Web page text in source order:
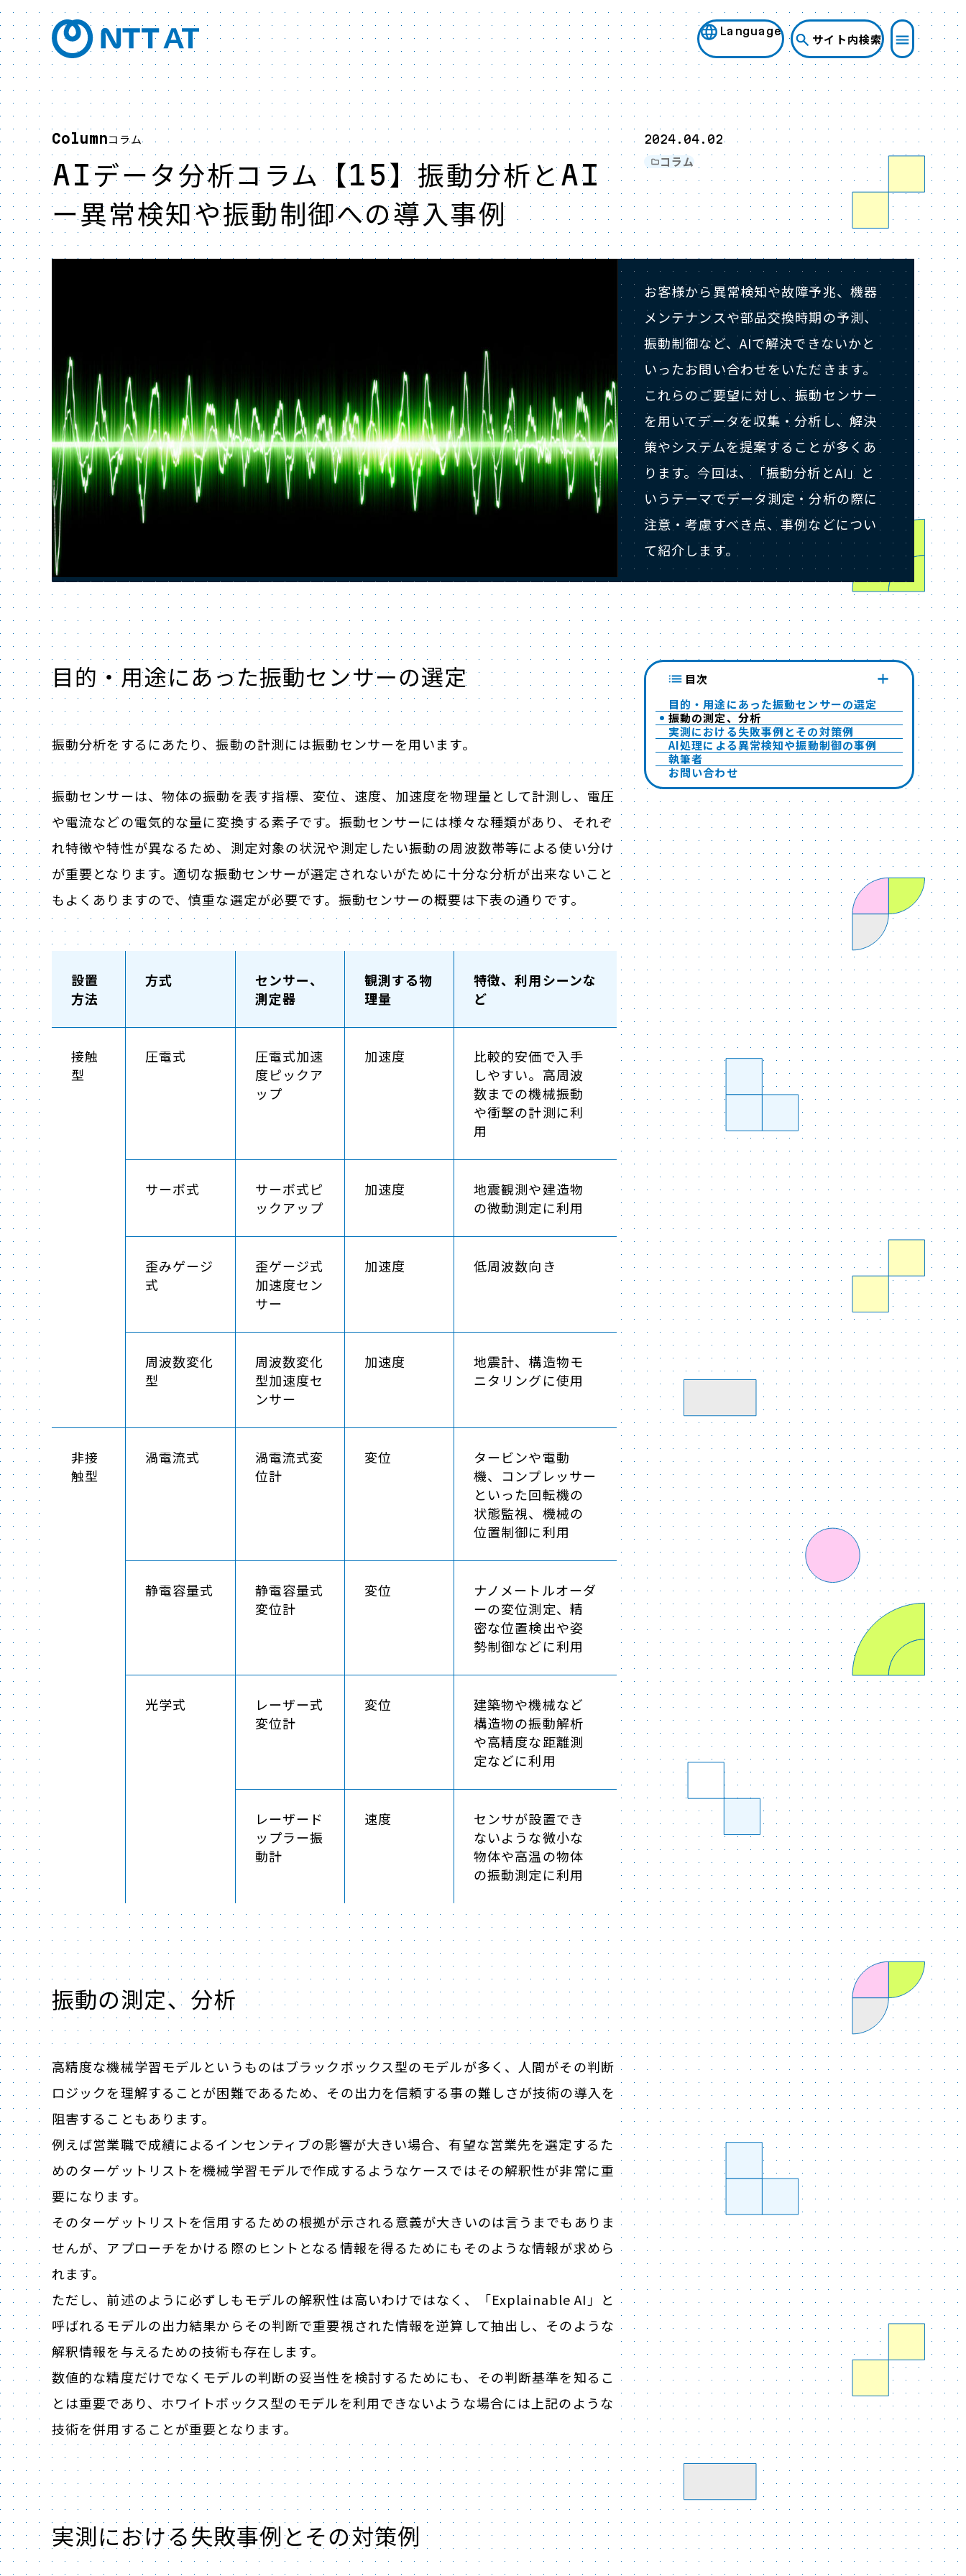
Language
サイト内検索
Columnコラム
AIデータ分析コラム【15】振動分析とAI
ー異常検知や振動制御への導入事例
2024.04.02
コラム
お客様から異常検知や故障予兆、機器
メンテナンスや部品交換時期の予測、
振動制御など、AIで解決できないかと
いったお問い合わせをいただきます。
これらのご要望に対し、振動センサー
を用いてデータを収集・分析し、解決
策やシステムを提案することが多くあ
ります。今回は、「振動分析とAI」と
いうテーマでデータ測定・分析の際に
注意・考慮すべき点、事例などについ
て紹介します。
目的・用途にあった振動センサーの選定
振動分析をするにあたり、振動の計測には振動センサーを用います。
振動センサーは、物体の振動を表す指標、変位、速度、加速度を物理量として計測し、電圧
や電流などの電気的な量に変換する素子です。振動センサーには様々な種類があり、それぞ
れ特徴や特性が異なるため、測定対象の状況や測定したい振動の周波数帯等による使い分け
が重要となります。適切な振動センサーが選定されないがために十分な分析が出来ないこと
もよくありますので、慎重な選定が必要です。振動センサーの概要は下表の通りです。
設置
方法
方式
センサー、
測定器
観測する物
理量
特徴、利用シーンな
ど
接触
型
圧電式
圧電式加速
度ピックア
ップ
加速度
比較的安価で入手
しやすい。高周波
数までの機械振動
や衝撃の計測に利
用
サーボ式
サーボ式ピ
ックアップ
加速度
地震観測や建造物
の微動測定に利用
歪みゲージ
式
歪ゲージ式
加速度セン
サー
加速度 低周波数向き
周波数変化
型
周波数変化
型加速度セ
ンサー
加速度
地震計、構造物モ
ニタリングに使用
非接
触型
渦電流式
渦電流式変
位計
変位
タービンや電動
機、コンプレッサー
といった回転機の
状態監視、機械の
位置制御に利用
静電容量式
静電容量式
変位計
変位
ナノメートルオーダ
ーの変位測定、精
密な位置検出や姿
勢制御などに利用
光学式
レーザー式
変位計
変位
建築物や機械など
構造物の振動解析
や高精度な距離測
定などに利用
レーザード
ップラー振
動計
速度
センサが設置でき
ないような微小な
物体や高温の物体
の振動測定に利用
振動の測定、分析
高精度な機械学習モデルというものはブラックボックス型のモデルが多く、人間がその判断
ロジックを理解することが困難であるため、その出力を信頼する事の難しさが技術の導入を
阻害することもあります。
例えば営業職で成績によるインセンティブの影響が大きい場合、有望な営業先を選定するた
めのターゲットリストを機械学習モデルで作成するようなケースではその解釈性が非常に重
要になります。
そのターゲットリストを信用するための根拠が示される意義が大きいのは言うまでもありま
せんが、アプローチをかける際のヒントとなる情報を得るためにもそのような情報が求めら
れます。
ただし、前述のように必ずしもモデルの解釈性は高いわけではなく、「Explainable AI」と
呼ばれるモデルの出力結果からその判断で重要視された情報を逆算して抽出し、そのような
解釈情報を与えるための技術も存在します。
数値的な精度だけでなくモデルの判断の妥当性を検討するためにも、その判断基準を知るこ
とは重要であり、ホワイトボックス型のモデルを利用できないような場合には上記のような
技術を併用することが重要となります。
実測における失敗事例とその対策例
目次
目的・用途にあった振動センサーの選定
振動の測定、分析
実測における失敗事例とその対策例
AI処理による異常検知や振動制御の事例
執筆者
お問い合わせ